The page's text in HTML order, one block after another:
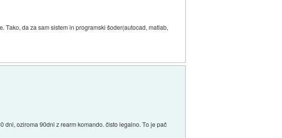
Tako, da za sam sistem in programski šoder(autocad, matlab,
oziroma 90dni z rearm komando. čisto legalno. To je pač